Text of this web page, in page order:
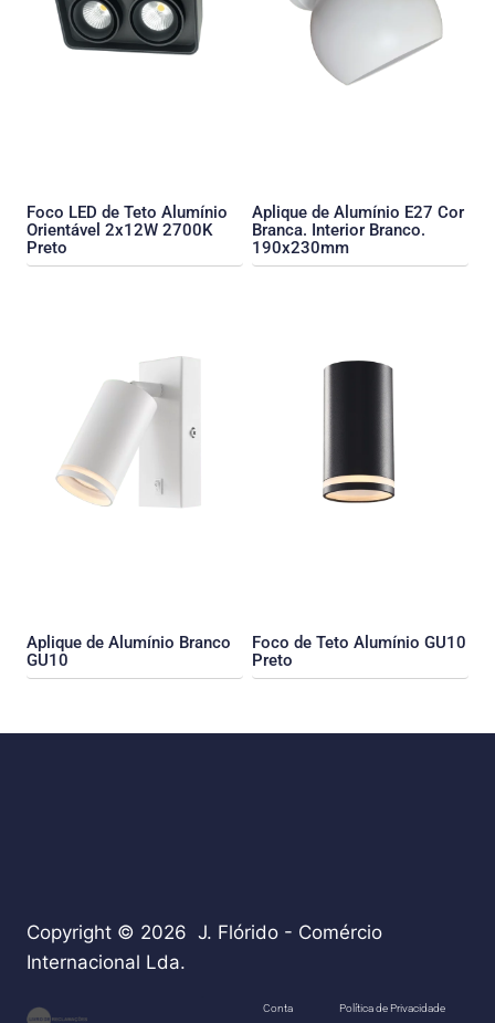
Foco LED de Teto Alumínio
Orientável 2x12W 2700K
Preto
Aplique de Alumínio E27 Cor
Branca. Interior Branco.
190x230mm
Aplique de Alumínio Branco
GU10
Foco de Teto Alumínio GU10
Preto
Copyright © 2026 J. Flórido - Comércio
Internacional Lda.
Conta Política de Privacidade